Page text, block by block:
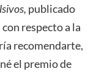
publicado
respecto a la
recomendarte,
el premio de